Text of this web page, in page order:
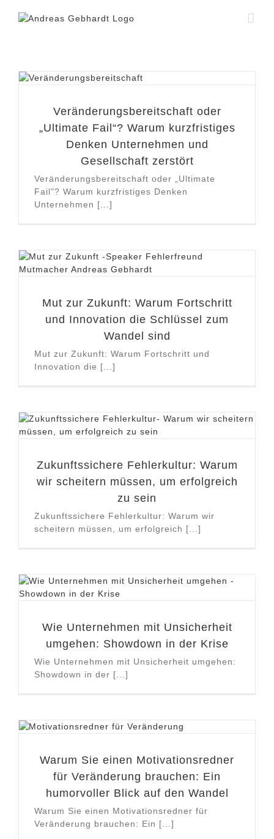
Inhalt
Veränderungsbereitschaft oder
„Ultimate Fail“? Warum kurzfristiges
Denken Unternehmen und
Gesellschaft zerstört
Veränderungsbereitschaft oder „Ultimate
Fail"? Warum kurzfristiges Denken
Unternehmen [...]
Mut zur Zukunft: Warum Fortschritt
und Innovation die Schlüssel zum
Wandel sind
Mut zur Zukunft: Warum Fortschritt und
Innovation die [...]
Zukunftssichere Fehlerkultur: Warum
wir scheitern müssen, um erfolgreich
zu sein
Zukunftssichere Fehlerkultur: Warum wir
scheitern müssen, um erfolgreich [...]
Wie Unternehmen mit Unsicherheit
umgehen: Showdown in der Krise
Wie Unternehmen mit Unsicherheit umgehen:
Showdown in der [...]
Warum Sie einen Motivationsredner
für Veränderung brauchen: Ein
humorvoller Blick auf den Wandel
Warum Sie einen Motivationsredner für
Veränderung brauchen: Ein [...]